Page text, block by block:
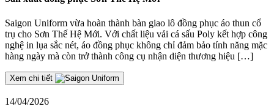
Saigon Uniform vừa hoàn thành bàn giao lô đồng phục áo thun cổ
trụ cho Sơn Thế Hệ Mới. Với chất liệu vải cá sấu Poly kết hợp công
nghệ in lụa sắc nét, áo đồng phục không chỉ đảm bảo tính năng mặc
hàng ngày mà còn trở thành công cụ nhận diện thương hiệu […]
Xem chi tiết
14/04/2026